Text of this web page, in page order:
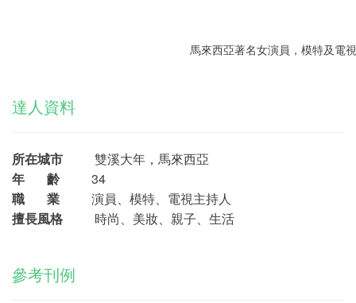
馬來西亞著名女演員，模特及電
達人資料
所在城市 雙溪大年，馬來西亞
年 齡34
職 業 演員、模特、電視主持人
擅長風格 時尚、美妝、親子、生活
參考刊例